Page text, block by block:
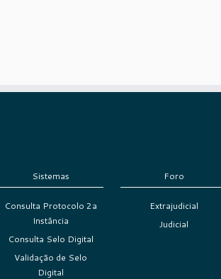
Sistemas
Consulta Protocolo 2a
Instância
Consulta Selo Digital
Validação de Selo
Digital
Foro
Extrajudicial
Judicial